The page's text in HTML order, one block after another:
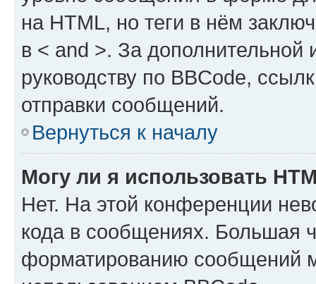
на HTML, но теги в нём
в < and >. За
руководству по BBCode,
отправки сообщений.
Вернуться к началу
Могу ли я использовать
Нет. На этой конференции
кода в сообщениях. Большая
форматированию сообщений